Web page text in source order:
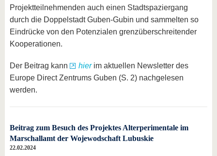
Projektteilnehmenden auch einen Stadtspaziergang
durch die Doppelstadt Guben-Gubin und sammelten so
Eindrücke von den Potenzialen grenzüberschreitender
Kooperationen.
Der Beitrag kann hierim aktuellen Newsletter des
Europe Direct Zentrums Guben (S. 2) nachgelesen
werden.
Beitrag zum Besuch des Projektes Alterperimentale im
Marschallamt der Wojewodschaft Lubuskie
22.02.2024